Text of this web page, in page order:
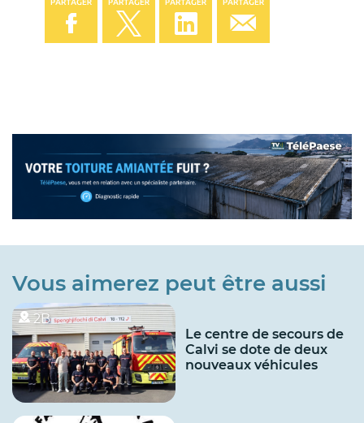
Vous aimerez peut être aussi
2B
Le centre de secours de
Calvi se dote de deux
nouveaux véhicules